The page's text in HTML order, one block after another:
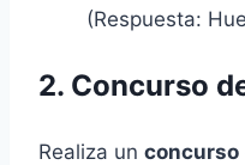
(Respuesta:
2. Concurso
Realiza un concurso